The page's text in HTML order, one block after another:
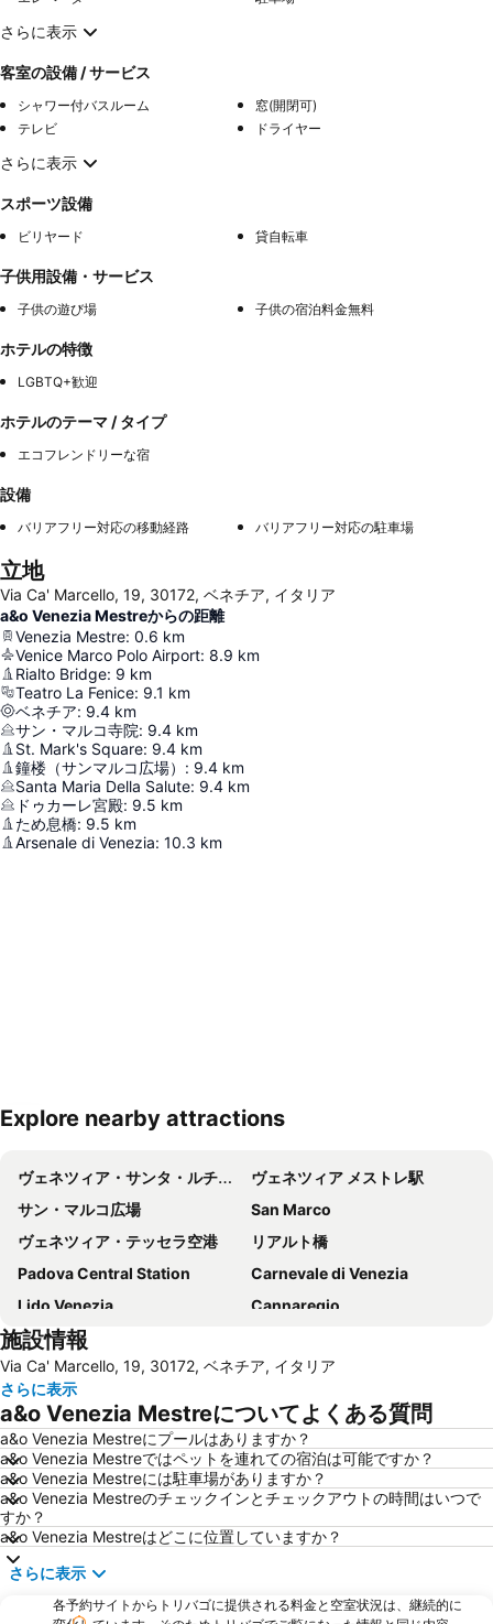
さらに表示
客室の設備 / サービス
シャワー付バスルーム
窓(開閉可)
テレビ
ドライヤー
さらに表示
スポーツ設備
ビリヤード 貸自転車
子供用設備・サービス
子供の遊び場 子供の宿泊料金無料
ホテルの特徴
LGBTQ+歓迎
ホテルのテーマ / タイプ
エコフレンドリーな宿
設備
バリアフリー対応の移動経路 バリアフリー対応の駐車場
立地
Via Ca' Marcello, 19, 30172, ベネチア, イタリア
a&o Venezia Mestreからの距離
Venezia Mestre: 0.6 km
Venice Marco Polo Airport: 8.9 km
Rialto Bridge: 9 km
Teatro La Fenice: 9.1 km
ベネチア: 9.4 km
サン・マルコ寺院: 9.4 km
St. Mark's Square: 9.4 km
鐘楼（サンマルコ広場） : 9.4 km
Santa Maria Della Salute: 9.4 km
ドゥカーレ宮殿: 9.5 km
ため息橋: 9.5 km
Arsenale di Venezia: 10.3 km
地図を拡大
Explore nearby attractions
ヴェネツィア・サンタ・ルチーア駅
ヴェネツィア メストレ駅
サン・マルコ広場
San Marco
ヴェネツィア・テッセラ空港
リアルト橋
Padova Central Station
Carnevale di Venezia
Lido Venezia
Cannaregio
Dorsoduro
Terminal di Piazzale Roma
Cappella degli Scrovegni
Padova Vintage Festival
Mestre Fil Fest
Lido
ため息橋
Grand Canal of Venice
ドゥカーレ宮殿
Chirignago
San Polo
サン・マルコ寺院
Isola di San Clemente
Porto Marghera
施設情報
Via Ca' Marcello, 19, 30172, ベネチア, イタリア
さらに表示
a&o Venezia Mestreについてよくある質問
a&o Venezia Mestreにプールはありますか？
a&o Venezia Mestreではペットを連れての宿泊は可能ですか？
a&o Venezia Mestreには駐車場がありますか？
a&o Venezia Mestreのチェックインとチェックアウトの時間はいつで
すか？
a&o Venezia Mestreはどこに位置していますか？
さらに表示
各予約サイトからトリバゴに提供される料金と空室状況は、継続的に